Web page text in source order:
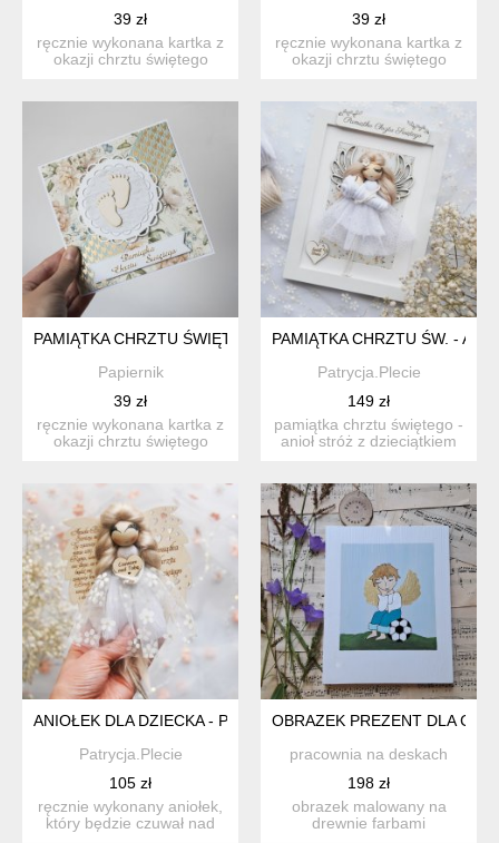
39 zł
ręcznie wykonana kartka z
okazji chrztu świętego
39 zł
ręcznie wykonana kartka z
okazji chrztu świętego
PAMIĄTKA CHRZTU ŚWIĘTEGO KARTKA NA CHRZEST
Papiernik
39 zł
ręcznie wykonana kartka z
okazji chrztu świętego
PAMIĄTKA CHRZTU ŚW. -
Patrycja.Plecie
149 zł
pamiątka chrztu świętego -
anioł stróż z dzieciątkiem
ANIOŁEK DLA DZIECKA - PAMIĄTKA CHRZTU ŚWIĘTEGO |
Patrycja.Plecie
105 zł
ręcznie wykonany aniołek,
który będzie czuwał nad
OBRAZEK PREZENT DLA
pracownia na deskach
198 zł
obrazek malowany na
drewnie farbami